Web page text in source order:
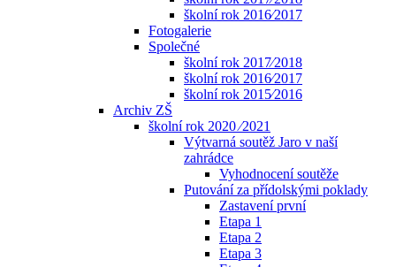
školní rok 2016⁄2017
Fotogalerie
Společné
školní rok 2017⁄2018
školní rok 2016⁄2017
školní rok 2015⁄2016
Archiv ZŠ
školní rok 2020 ⁄2021
Výtvarná soutěž Jaro v naší
zahrádce
Vyhodnocení soutěže
Putování za přídolskými poklady
Zastavení první
Etapa 1
Etapa 2
Etapa 3